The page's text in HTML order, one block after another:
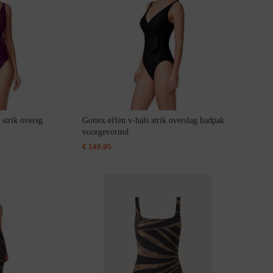
oversg
Gottex effen v-hals strik overslag badpak
voorgevormd
€ 149,95